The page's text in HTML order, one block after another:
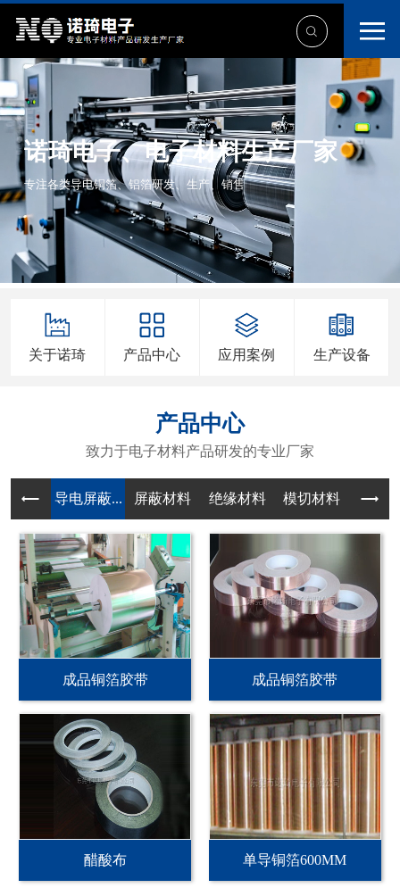
诺琦电子、电子材料生产厂家
专注各类导电铜箔、铝箔研发、生产、销售
关于诺琦 产品中心 应用案例 生产设备
产品中心
致力于电子材料产品研发的专业厂家
导电屏蔽... 屏蔽材料 绝缘材料 模切材料
成品铜箔胶带 成品铜箔胶带
醋酸布 单导铜箔600MM